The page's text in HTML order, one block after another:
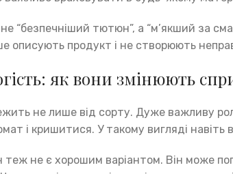
“безпечніший тютюн”, а “м’якший за
описують продукт і не створюють
як вони змінюють
не лише від сорту. Дуже важливу
і кришитися. У такому вигляді навіть
не є хорошим варіантом. Він може